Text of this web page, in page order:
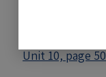
Unit 10, page 50